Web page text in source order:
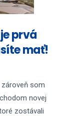
prvá
mať!
som
novej
zostávali